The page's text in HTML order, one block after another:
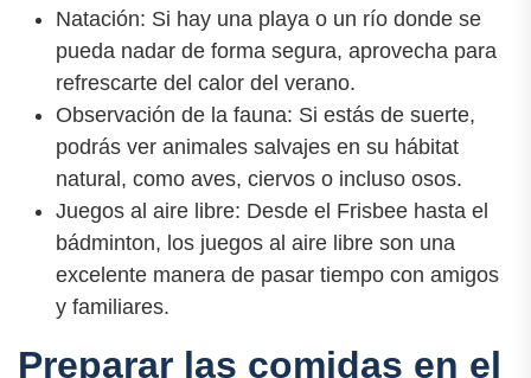
Natación: Si hay una playa o un río donde se
pueda nadar de forma segura, aprovecha para
refrescarte del calor del verano.
Observación de la fauna: Si estás de suerte,
podrás ver animales salvajes en su hábitat
natural, como aves, ciervos o incluso osos.
Juegos al aire libre: Desde el Frisbee hasta el
bádminton, los juegos al aire libre son una
excelente manera de pasar tiempo con amigos
y familiares.
Preparar las comidas en el